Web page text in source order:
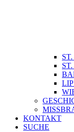
KONTAKT
SUCHE